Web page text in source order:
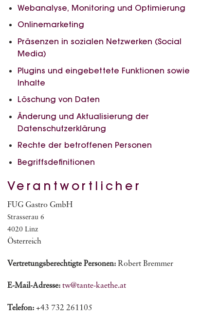
Webanalyse, Monitoring und Optimierung
Onlinemarketing
Präsenzen in sozialen Netzwerken (Social
Media)
Plugins und eingebettete Funktionen sowie
Inhalte
Löschung von Daten
Änderung und Aktualisierung der
Datenschutzerklärung
Rechte der betroffenen Personen
Begriffsdefinitionen
Verantwortlicher
FUG Gastro GmbH
Strasserau 6
4020 Linz
Österreich
Vertretungsberechtigte Personen: Robert Bremmer
E-Mail-Adresse: tw@tante-kaethe.at
Telefon: +43 732 261105